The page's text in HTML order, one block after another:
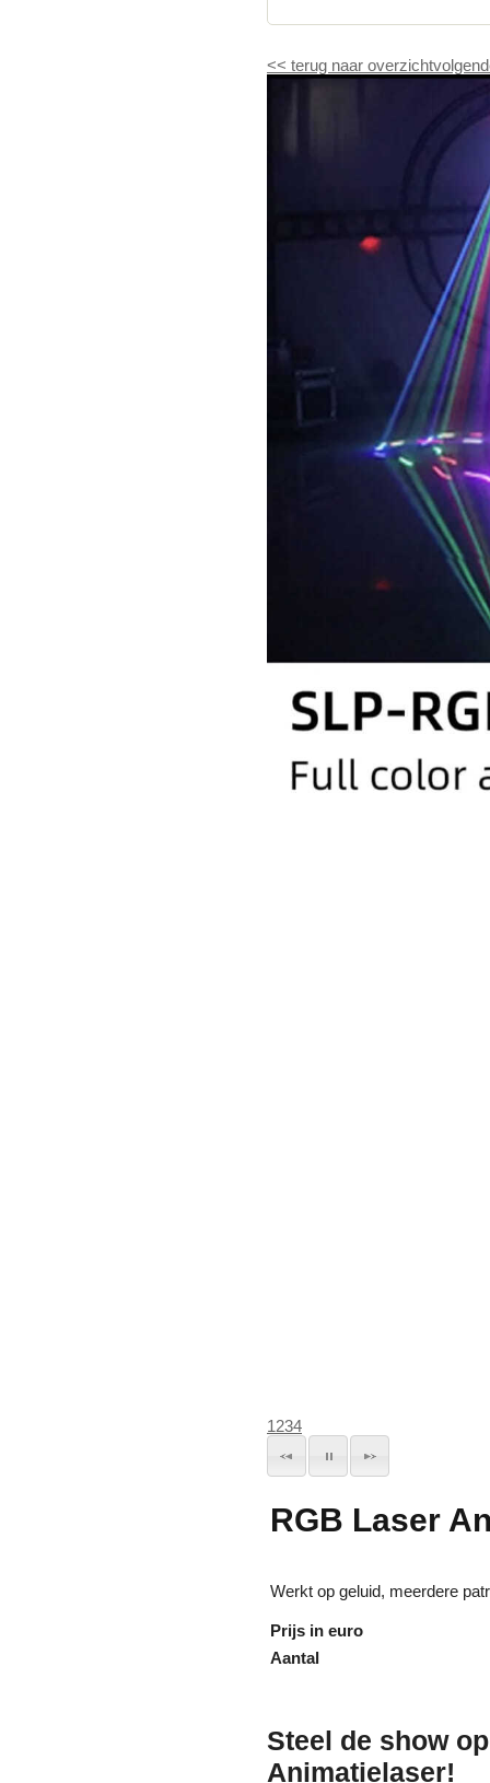
<< terug naar overzicht
1234
RGB Laser
Werkt op geluid, meerdere
Prijs in euro
Aantal
Steel de show
Animatielaser!